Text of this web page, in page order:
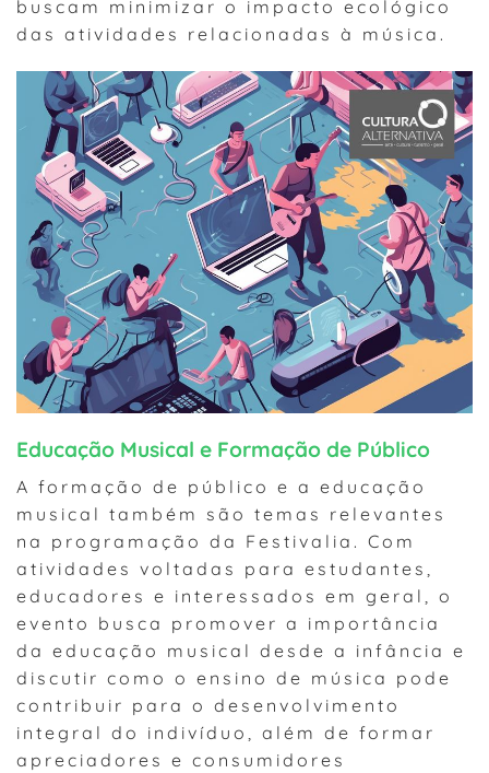
buscam minimizar o impacto ecológico
das atividades relacionadas à música.
Educação Musical e Formação de Público
A formação de público e a educação
musical também são temas relevantes
na programação da Festivalia. Com
atividades voltadas para estudantes,
educadores e interessados em geral, o
evento busca promover a importância
da educação musical desde a infância e
discutir como o ensino de música pode
contribuir para o desenvolvimento
integral do indivíduo, além de formar
apreciadores e consumidores